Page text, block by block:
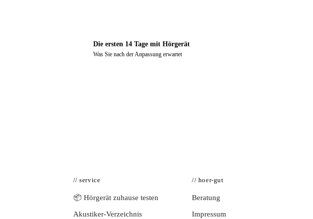
Die ersten 14 Tage mit Hörgerät
Was Sie nach der Anpassung erwartet
// service
📦 Hörgerät zuhause testen
Akustiker-Verzeichnis
// hoer-gut
Beratung
Impressum